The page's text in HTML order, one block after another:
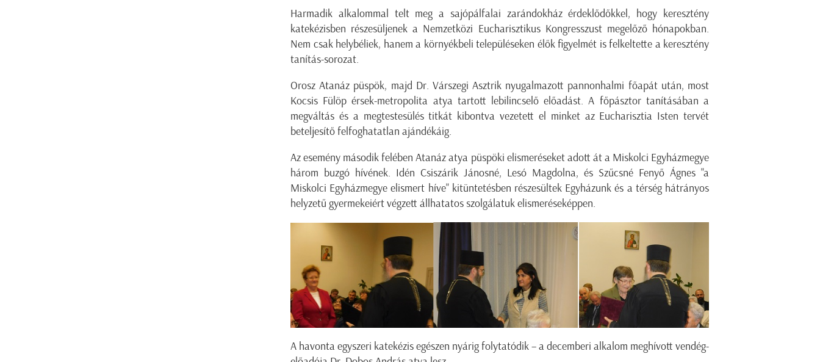
Harmadik alkalommal telt meg a sajópálfalai zarándokház érdeklődőkkel, hogy keresztény
katekézisben részesüljenek a Nemzetközi Eucharisztikus Kongresszust megelőző hónapokban.
Nem csak helybéliek, hanem a környékbeli településeken élők figyelmét is felkeltette a keresztény
tanítás-sorozat.
Orosz Atanáz püspök, majd Dr. Várszegi Asztrik nyugalmazott pannonhalmi főapát után, most
Kocsis Fülöp érsek-metropolita atya tartott lebilincselő előadást. A főpásztor tanításában a
megváltás és a megtestesülés titkát kibontva vezetett el minket az Eucharisztia Isten tervét
beteljesítő felfoghatatlan ajándékáig.
Az esemény második felében Atanáz atya püspöki elismeréseket adott át a Miskolci Egyházmegye
három buzgó hívének. Idén Csiszárik Jánosné, Lesó Magdolna, és Szűcsné Fenyő Ágnes "a
Miskolci Egyházmegye elismert híve" kitüntetésben részesültek Egyházunk és a térség hátrányos
helyzetű gyermekeiért végzett állhatatos szolgálatuk elismeréseképpen.
A havonta egyszeri katekézis egészen nyárig folytatódik – a decemberi alkalom meghívott vendég-